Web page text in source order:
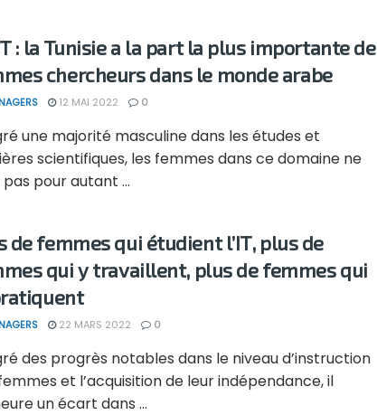
: la Tunisie a la part la plus importante de
chercheurs dans le monde arabe
12 MAI 2022 0
une majorité masculine dans les études et
scientifiques, les femmes dans ce domaine ne
pour autant ...
de femmes qui étudient l’IT, plus de
qui y travaillent, plus de femmes qui
22 MARS 2022 0
des progrès notables dans le niveau d’instruction
et l’acquisition de leur indépendance, il
un écart dans ...